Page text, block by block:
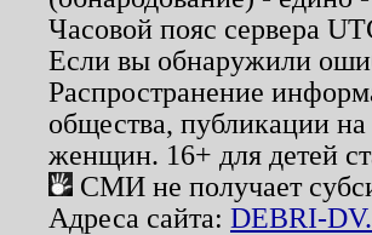
Часовой пояс сервера
Если вы обнаружили
Распространение
общества, публикации
женщин. 16+ для детей
СМИ не получает
Адреса сайта: DEBRI-